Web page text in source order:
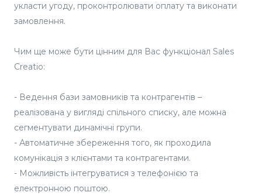
укласти угоду, проконтролювати оплату та виконати
замовлення.
Чим ще може бути цінним для Вас функціонал Sales
Creatio:
- Ведення бази замовників та контрагентів –
реалізована у вигляді спільного списку, але можна
сегментувати динамічні групи.
- Автоматичне збереження того, як проходила
комунікація з клієнтами та контрагентами.
- Можливість інтегруватися з телефонією та
електронною поштою.